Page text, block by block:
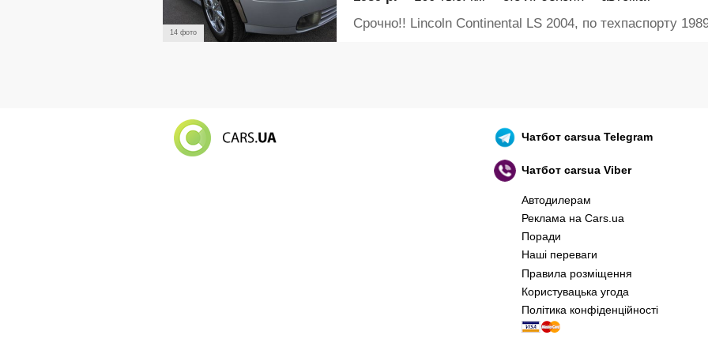
Російський воєнний корабель, іди нах..й! 🇷🇺 🚢 🖕 PS:
14 фото
Срочно!! Lincoln Continental LS 2004, по техпаспорту
Чатботcarsua Telegram
Чатботcarsua Viber
Автодилерам
Реклама на Cars.ua
Поради
Наші переваги
Правила розміщення
Користувацька угода
Політика конфіденційності